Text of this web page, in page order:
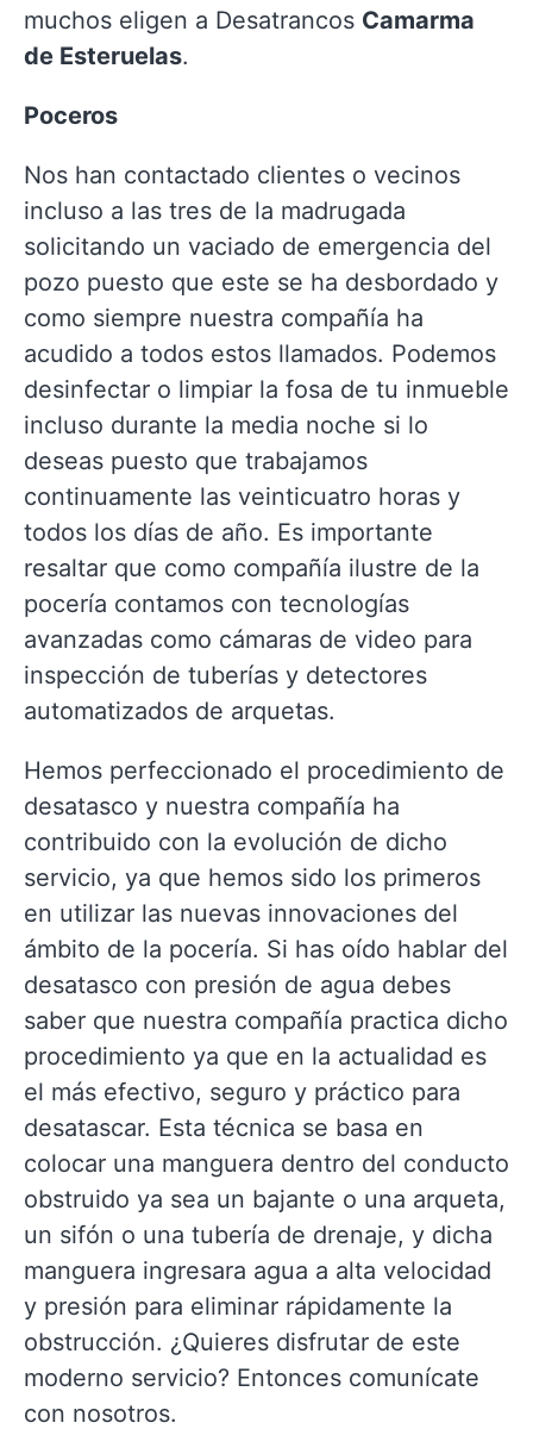
muchos eligen a Desatrancos Camarma
de Esteruelas.
Poceros
Nos han contactado clientes o vecinos
incluso a las tres de la madrugada
solicitando un vaciado de emergencia del
pozo puesto que este se ha desbordado y
como siempre nuestra compañía ha
acudido a todos estos llamados. Podemos
desinfectar o limpiar la fosa de tu inmueble
incluso durante la media noche si lo
deseas puesto que trabajamos
continuamente las veinticuatro horas y
todos los días de año. Es importante
resaltar que como compañía ilustre de la
pocería contamos con tecnologías
avanzadas como cámaras de video para
inspección de tuberías y detectores
automatizados de arquetas.
Hemos perfeccionado el procedimiento de
desatasco y nuestra compañía ha
contribuido con la evolución de dicho
servicio, ya que hemos sido los primeros
en utilizar las nuevas innovaciones del
ámbito de la pocería. Si has oído hablar del
desatasco con presión de agua debes
saber que nuestra compañía practica dicho
procedimiento ya que en la actualidad es
el más efectivo, seguro y práctico para
desatascar. Esta técnica se basa en
colocar una manguera dentro del conducto
obstruido ya sea un bajante o una arqueta,
un sifón o una tubería de drenaje, y dicha
manguera ingresara agua a alta velocidad
y presión para eliminar rápidamente la
obstrucción. ¿Quieres disfrutar de este
moderno servicio? Entonces comunícate
con nosotros.